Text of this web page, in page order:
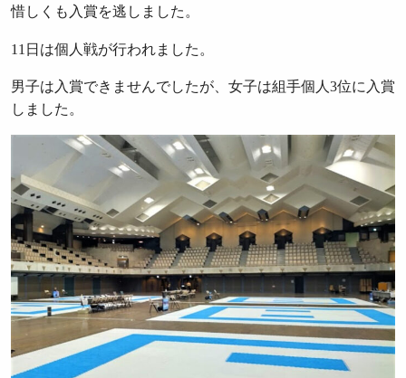
惜しくも入賞を逃しました。
11日は個人戦が行われました。
男子は入賞できませんでしたが、女子は組手個人3位に入賞
しました。